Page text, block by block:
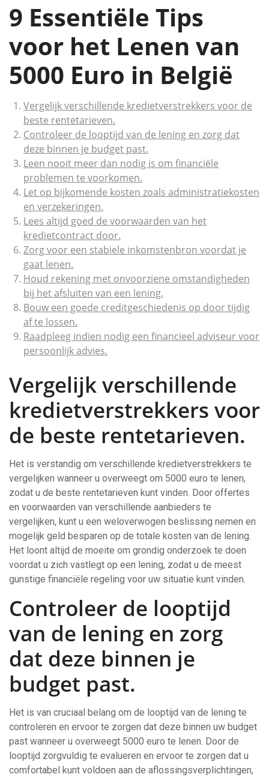
9 Essentiële Tips
voor het Lenen van
5000 Euro in België
Vergelijk verschillende kredietverstrekkers voor de
beste rentetarieven.
Controleer de looptijd van de lening en zorg dat
deze binnen je budget past.
Leen nooit meer dan nodig is om financiële
problemen te voorkomen.
Let op bijkomende kosten zoals administratiekosten
en verzekeringen.
Lees altijd goed de voorwaarden van het
kredietcontract door.
Zorg voor een stabiele inkomstenbron voordat je
gaat lenen.
Houd rekening met onvoorziene omstandigheden
bij het afsluiten van een lening.
Bouw een goede creditgeschiedenis op door tijdig
af te lossen.
Raadpleeg indien nodig een financieel adviseur voor
persoonlijk advies.
Vergelijk verschillende
kredietverstrekkers voor
de beste rentetarieven.
Het is verstandig om verschillende kredietverstrekkers te
vergelijken wanneer u overweegt om 5000 euro te lenen,
zodat u de beste rentetarieven kunt vinden. Door offertes
en voorwaarden van verschillende aanbieders te
vergelijken, kunt u een weloverwogen beslissing nemen en
mogelijk geld besparen op de totale kosten van de lening.
Het loont altijd de moeite om grondig onderzoek te doen
voordat u zich vastlegt op een lening, zodat u de meest
gunstige financiële regeling voor uw situatie kunt vinden.
Controleer de looptijd
van de lening en zorg
dat deze binnen je
budget past.
Het is van cruciaal belang om de looptijd van de lening te
controleren en ervoor te zorgen dat deze binnen uw budget
past wanneer u overweegt 5000 euro te lenen. Door de
looptijd zorgvuldig te evalueren en ervoor te zorgen dat u
comfortabel kunt voldoen aan de aflossingsverplichtingen,